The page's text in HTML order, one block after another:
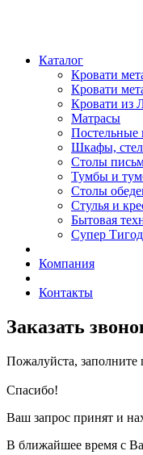
Каталог
Кровати
Кровати
Кровати из
Матрасы
Постельные
Шкафы,
Столы
Тумбы и
Столы
Стулья и
Бытовая
Супер
Компания
Контакты
Заказать
Пожалуйста,
Спасибо!
Ваш запрос принят и
В ближайшее время с